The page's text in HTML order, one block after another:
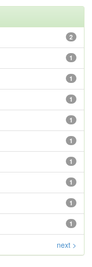
2
1
1
1
1
1
1
1
1
1
next >